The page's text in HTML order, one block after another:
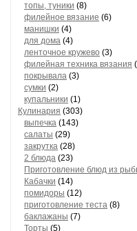
топы, туники (8)
филейное вязание (6)
манишки (4)
для дома (4)
ленточное кружево (3)
филейная техника вязания
покрывала (3)
сумки (2)
купальники (1)
Кулинария (303)
выпечка (143)
салаты (29)
закрутка (28)
2 блюда (23)
Приготовление блюд из
Кабачки (14)
помидоры (12)
приготовление теста (8)
баклажаны (7)
Торты (5)